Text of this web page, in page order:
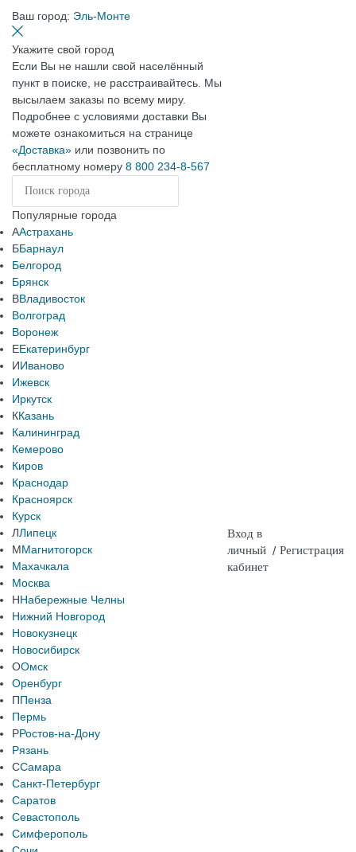
Ваш город: Эль-Монте
Укажите свой город
Если Вы не нашли свой населённый
пункт в поиске, не расстраивайтесь. Мы
высылаем заказы по всему миру.
Подробнее с условиями доставки Вы
можете ознакомиться на странице
«Доставка» или позвонить по
бесплатному номеру 8 800 234-8-567
Популярные города
ААстрахань
ББарнаул
Белгород
Брянск
ВВладивосток
Волгоград
Воронеж
ЕЕкатеринбург
ИИваново
Ижевск
Иркутск
ККазань
Калининград
Кемерово
Киров
Краснодар
Красноярск
Курск
ЛЛипецк
ММагнитогорск
Махачкала
Москва
ННабережные Челны
Нижний Новгород
Новокузнецк
Новосибирск
ООмск
Оренбург
ППенза
Пермь
РРостов-на-Дону
Рязань
ССамара
Санкт-Петербург
Саратов
Севастополь
Симферополь
Вход в
личный
кабинет
/ Регистрация